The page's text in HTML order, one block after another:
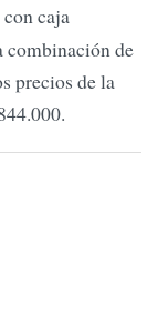
caja
combinación de
precios de la